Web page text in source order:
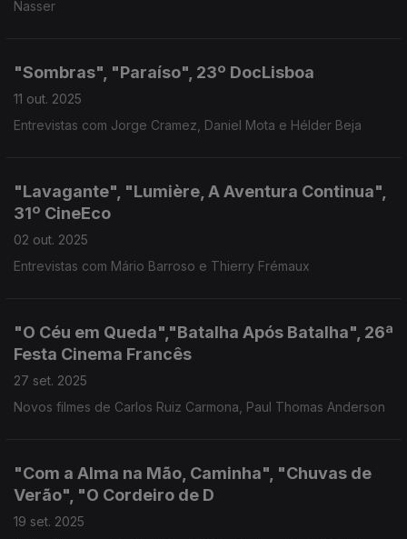
Nasser
"Sombras", "Paraíso", 23º DocLisboa
11 out. 2025
Entrevistas com Jorge Cramez, Daniel Mota e Hélder Beja
"Lavagante", "Lumière, A Aventura Continua",
31º CineEco
02 out. 2025
Entrevistas com Mário Barroso e Thierry Frémaux
"O Céu em Queda","Batalha Após Batalha", 26ª
Festa Cinema Francês
27 set. 2025
Novos filmes de Carlos Ruiz Carmona, Paul Thomas Anderson
"Com a Alma na Mão, Caminha", "Chuvas de
Verão", "O Cordeiro de D
19 set. 2025